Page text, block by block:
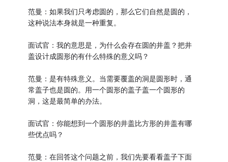
范曼：如果我们只考虑圆的，那么它们自然是圆的，
这种说法本身就是一种重复。
面试官：我的意思是，为什么会存在圆的井盖？把井
盖设计成圆形的有什么特殊的意义吗？
范曼：是有特殊意义。当需要覆盖的洞是圆形时，通
常盖子也是圆的。用一个圆形的盖子盖一个圆形的
洞，这是最简单的办法。
面试官：你能想到一个圆形的井盖比方形的井盖有哪
些优点吗？
范曼：在回答这个问题之前，我们先要看看盖子下面